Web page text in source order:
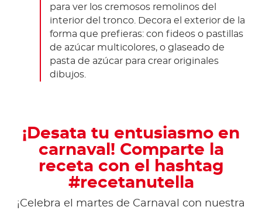
para ver los cremosos remolinos del
interior del tronco. Decora el exterior de la
forma que prefieras: con fideos o pastillas
de azúcar multicolores, o glaseado de
pasta de azúcar para crear originales
dibujos.
¡Desata tu entusiasmo en
carnaval! Comparte la
receta con el hashtag
#recetanutella
¡Celebra el martes de Carnaval con nuestra